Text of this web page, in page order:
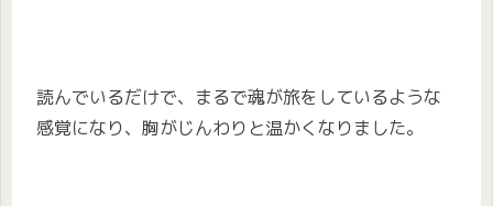
読んでいるだけで、まるで魂が旅をしているような
感覚になり、胸がじんわりと温かくなりました。